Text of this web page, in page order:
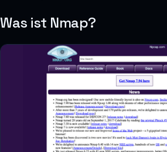
Was ist Nmap?